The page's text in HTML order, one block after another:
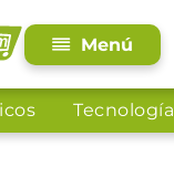
Tecnología